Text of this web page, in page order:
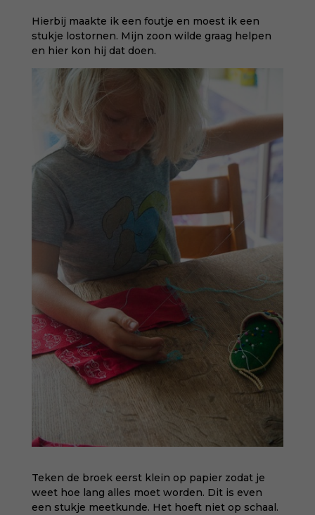
Hierbij maakte ik een foutje en moest ik een
stukje lostornen. Mijn zoon wilde graag helpen
en hier kon hij dat doen.
Teken de broek eerst klein op papier zodat je
weet hoe lang alles moet worden. Dit is even
een stukje meetkunde. Het hoeft niet op schaal.